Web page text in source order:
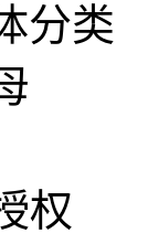
分类
权